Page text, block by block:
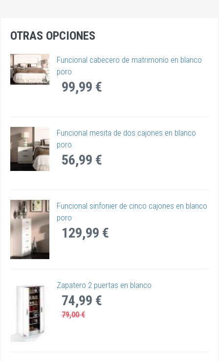
OTRAS OPCIONES
Funcional cabecero de matrimonio en blanco
poro
99,99 €
Funcional mesita de dos cajones en blanco
poro
56,99 €
Funcional sinfonier de cinco cajones en blanco
poro
129,99 €
Zapatero 2 puertas en blanco
74,99 €
79,00 €